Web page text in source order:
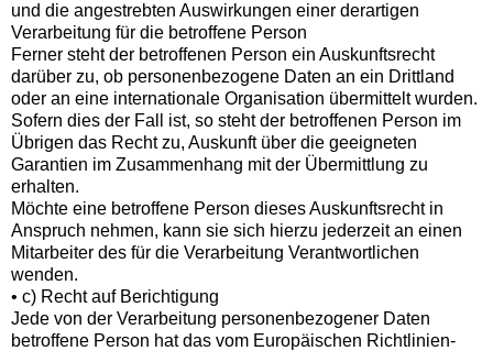
und die angestrebten Auswirkungen einer derartigen
Verarbeitung für die betroffene Person
Ferner steht der betroffenen Person ein Auskunftsrecht
darüber zu, ob personenbezogene Daten an ein Drittland
oder an eine internationale Organisation übermittelt wurden.
Sofern dies der Fall ist, so steht der betroffenen Person im
Übrigen das Recht zu, Auskunft über die geeigneten
Garantien im Zusammenhang mit der Übermittlung zu
erhalten.
Möchte eine betroffene Person dieses Auskunftsrecht in
Anspruch nehmen, kann sie sich hierzu jederzeit an einen
Mitarbeiter des für die Verarbeitung Verantwortlichen
wenden.
• c) Recht auf Berichtigung
Jede von der Verarbeitung personenbezogener Daten
betroffene Person hat das vom Europäischen Richtlinien-